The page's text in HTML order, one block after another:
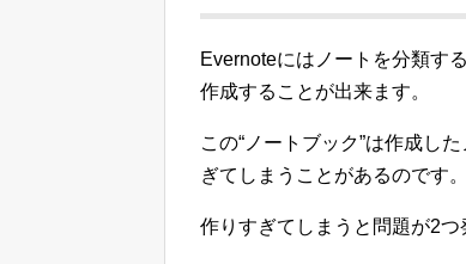
Evernoteにはノートを分類す
作成することが出来ます。
この“ノートブック”は作成し
ぎてしまうことがあるのです。
作りすぎてしまうと問題が2つ